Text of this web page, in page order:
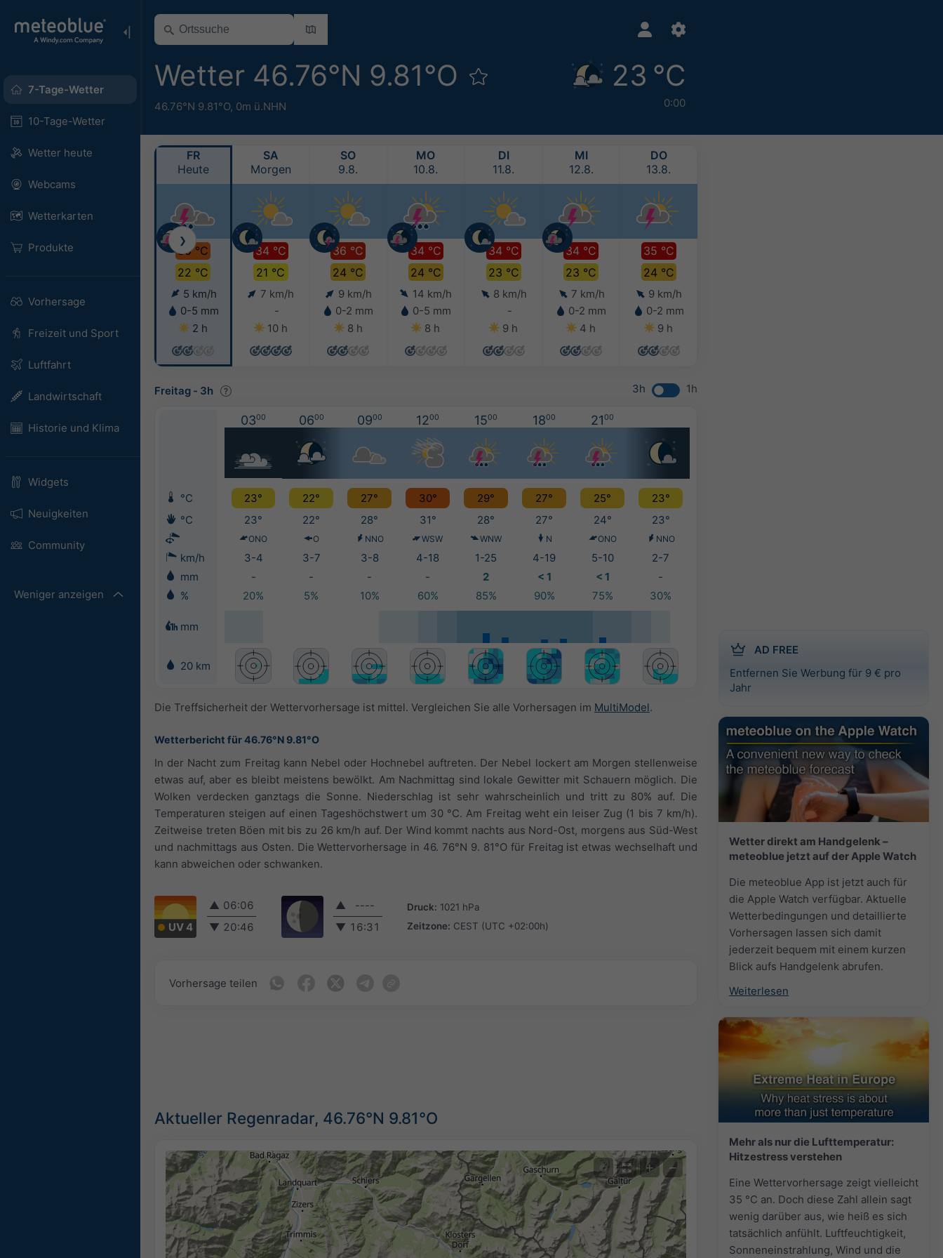
7-Tage-Wetter
10-Tage-Wetter
Wetter heute
Webcams
Wetterkarten
Produkte
Vorhersage
Freizeit und Sport
Luftfahrt
Landwirtschaft
Historie und Klima
Widgets
Neuigkeiten
Community
Weniger anzeigen
Wetter 46.76°N 9.81°O
46.76°N 9.81°O, 0m ü.NHN
23 °C
0:00
AD FREE
Entfernen Sie Werbung für 9 € pro
Jahr
Wetter direkt am Handgelenk –
meteoblue jetzt auf der Apple Watch
Die meteoblue App ist jetzt auch für
die Apple Watch verfügbar. Aktuelle
Wetterbedingungen und detaillierte
Vorhersagen lassen sich damit
jederzeit bequem mit einem kurzen
Blick aufs Handgelenk abrufen.
Weiterlesen
Mehr als nur die Lufttemperatur:
Hitzestress verstehen
Eine Wettervorhersage zeigt vielleicht
35 °C an. Doch diese Zahl allein sagt
wenig darüber aus, wie heiß es sich
tatsächlich anfühlt. Luftfeuchtigkeit,
Sonneneinstrahlung, Wind und die
FR
Heute
30 °C
22 °C
5 km/h
0-5 mm
2 h
SA
Morgen
34 °C
21 °C
7 km/h
-
10 h
SO
9.8.
36 °C
24 °C
9 km/h
0-2 mm
8 h
MO
10.8.
34 °C
24 °C
14 km/h
0-5 mm
8 h
DI
11.8.
34 °C
23 °C
8 km/h
-
9 h
MI
12.8.
34 °C
23 °C
7 km/h
0-2 mm
4 h
DO
13.8.
35 °C
24 °C
9 km/h
0-2 mm
9 h
❯
Freitag - 3h 3h 1h
0300 0600 0900 1200 1500 1800 2100
°C 23° 22° 27° 30° 29° 27° 25°
23°
°C
23° 22° 28° 31° 28° 27° 24° 23°
ONO O NNO WSW WNW N ONO NNO
km/h 3-4 3-7 3-8 4-18 1-25 4-19 5-10
2-7
mm
- - - - 2 < 1 < 1
-
%
20% 5% 10% 60% 85% 90% 75% 30%
mm
20 km
Die Treffsicherheit der Wettervorhersage ist mittel. Vergleichen Sie alle Vorhersagen im MultiModel.
Wetterbericht für 46.76°N 9.81°O
In der Nacht zum Freitag kann Nebel oder Hochnebel auftreten. Der Nebel lockert am Morgen stellenweise
etwas auf, aber es bleibt meistens bewölkt. Am Nachmittag sind lokale Gewitter mit Schauern möglich. Die
Wolken verdecken ganztags die Sonne. Niederschlag ist sehr wahrscheinlich und tritt zu 80% auf. Die
Temperaturen steigen auf einen Tageshöchstwert um 30 °C. Am Freitag weht ein leiser Zug (1 bis 7 km/h).
Zeitweise treten Böen mit bis zu 26 km/h auf. Der Wind kommt nachts aus Nord-Ost, morgens aus Süd-West
und nachmittags aus Osten. Die Wettervorhersage in 46. 76°N 9. 81°O für Freitag ist etwas wechselhaft und
kann abweichen oder schwanken.
UV 4
▲ 06:06
▼ 20:46
▲
----
▼ 16:31
Druck: 1021 hPa
Zeitzone: CEST (UTC +02:00h)
Vorhersage teilen
Aktueller Regenradar, 46.76°N 9.81°O
© + −